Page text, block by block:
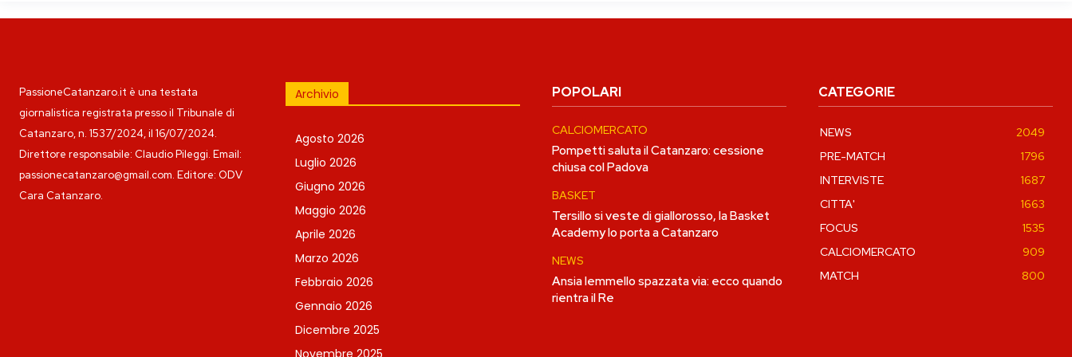
PassioneCatanzaro.it è una testata
giornalistica registrata presso il Tribunale di
Catanzaro, n. 1537/2024, il 16/07/2024.
Direttore responsabile: Claudio Pileggi. Email:
passionecatanzaro@gmail.com. Editore: ODV
Cara Catanzaro.
Archivio
Agosto 2026
Luglio 2026
Giugno 2026
Maggio 2026
Aprile 2026
Marzo 2026
Febbraio 2026
Gennaio 2026
Dicembre 2025
POPOLARI
CALCIOMERCATO
Pompetti saluta il Catanzaro: cessione
chiusa col Padova
BASKET
Tersillo si veste di giallorosso, la Basket
Academy lo porta a Catanzaro
NEWS
Ansia Iemmello spazzata via: ecco quando
rientra il Re
CATEGORIE
NEWS
2049
PRE-MATCH
1796
INTERVISTE
1687
CITTA'
1663
FOCUS
1535
CALCIOMERCATO
909
MATCH
800